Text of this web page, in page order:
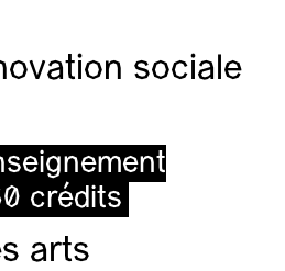
sociale
crédits
arts